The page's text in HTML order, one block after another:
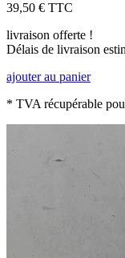
39,50 € TTC
livraison offerte !
Délais de livraison
ajouter au panier
* TVA récupérable